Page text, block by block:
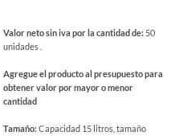
Valor neto sin iva por la cantidad de: 50
unidades .
Agregue el producto al presupuesto para
obtener valor por mayor o menor
cantidad
Tamaño:Capacidad 15 litros, tamaño